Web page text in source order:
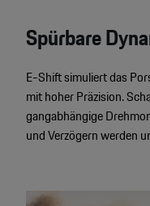
Spürbare
E-Shift simuliert das
mit hoher Präzision.
gangabhängige
und Verzögern werden
Video